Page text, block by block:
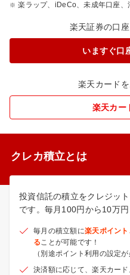
楽ラップ、iDeCo、未成年口座、
楽天証券の口
いますぐ口
楽天カード
楽天カー
クレカ積立とは
投資信託の積立をクレジッ
です。毎月100円から10万円
毎月の積立額に楽天ポイン
ることが可能です！
（別途ポイント利用の設定が
決済額に応じて、楽天カー